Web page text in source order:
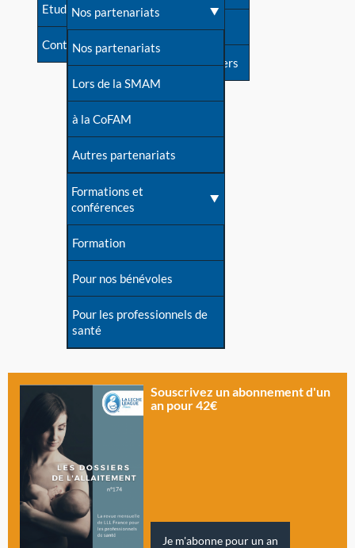
Une question sur le site
Etudes récentes
Contact
Forum
S'inscrire à nos newsletters
Nos partenariats
Nos partenariats
Lors de la SMAM
à la CoFAM
Autres partenariats
Formations et
conférences
Formation
Pour nos bénévoles
Pour les professionnels de
santé
Souscrivez un abonnement d'un
an pour 42€
Je m'abonne pour un an